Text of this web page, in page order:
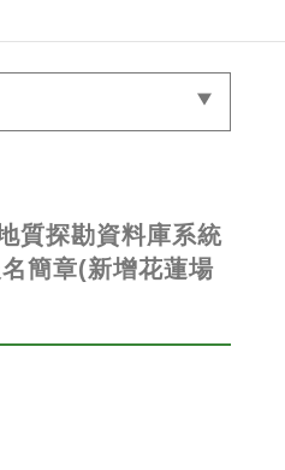
質探勘資料庫系統
簡章(新增花蓮場